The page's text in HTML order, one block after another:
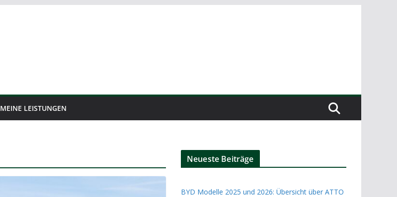
MEINE LEISTUNGEN
Neueste Beiträge
BYD Modelle 2025 und 2026: Übersicht über ATTO